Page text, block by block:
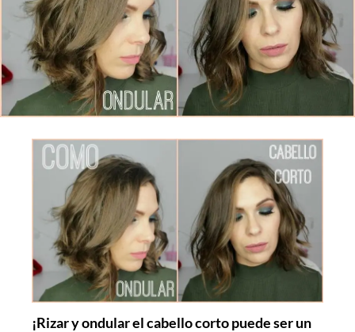
¡Rizar y ondular el cabello corto puede ser un